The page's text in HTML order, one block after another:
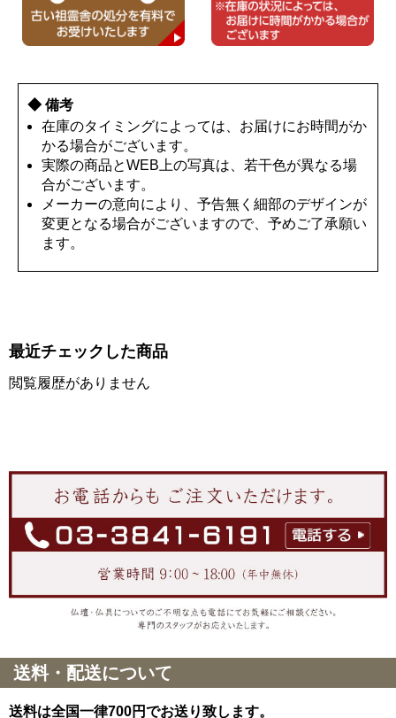
◆ 備考
在庫のタイミングによっては、お届けにお時間がか
かる場合がございます。
実際の商品とWEB上の写真は、若干色が異なる場
合がございます。
メーカーの意向により、予告無く細部のデザインが
変更となる場合がございますので、予めご了承願い
ます。
最近チェックした商品
閲覧履歴がありません
送料・配送について
送料は全国一律700円でお送り致します。